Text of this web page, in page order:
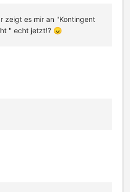
zeigt es mir an "Kontingent
" echt jetzt!? 😠